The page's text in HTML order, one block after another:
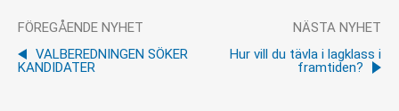
FÖREGÅENDE NYHET
VALBEREDNINGEN SÖKER
KANDIDATER
NÄSTA NYHET
Hur vill du tävla i lagklass i
framtiden?